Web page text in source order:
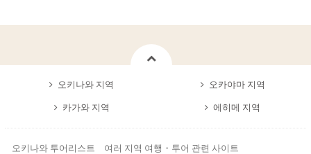
오키나와 지역 오카야마 지역
카가와 지역 에히메 지역
오키나와 투어리스트 여러 지역 여행・투어 관련 사이트